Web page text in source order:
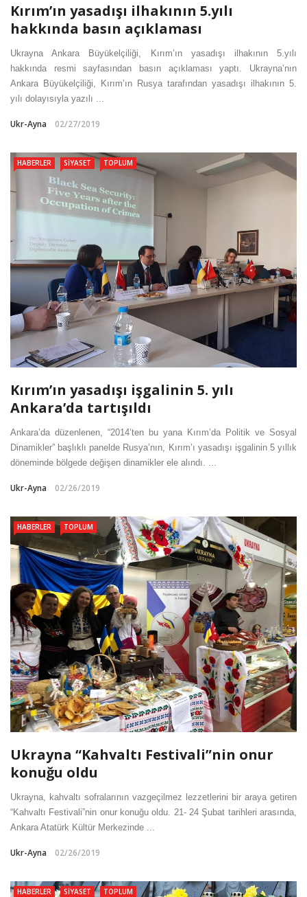
Kırım’ın yasadışı ilhakının 5.yılı
hakkında basın açıklaması
Ukrayna Ankara Büyükelçiliği, Kırım’ın yasadışı ilhakının 5.yılı
hakkında resmi sayfasından basın açıklaması yaptı. Ukrayna’nın
Ankara Büyükelçiliği, Kırım’ın Rusya tarafından yasadışı ilhakının 5.
yılı dolayısıyla yazılı ...
Ukr-Ayna 02/27/2019
HABERLER SIYASET TOPLUM
Kırım’ın yasadışı işgalinin 5. yılı
Ankara’da tartışıldı
Ankara’da düzenlenen, “2014’ten bu yana Kırım’da Politik ve Sosyal
Dinamikler” başlıklı panelde Rusya’nın, Kırım’ı yasadışı işgalinin 5 yıllık
döneminde bölgede değişen dinamikler ele alındı. ...
Ukr-Ayna 02/26/2019
HABERLER TOPLUM
Ukrayna “Kahvaltı Festivali”nin onur
konuğu oldu
Ukrayna, kahvaltı sofralarının vazgeçilmez lezzetlerini bir araya getiren
“Kahvaltı Festivali”nin onur konuğu oldu. 21- 24 Şubat tarihleri arasında,
Ankara Atatürk Kültür Merkezinde ...
Ukr-Ayna 02/26/2019
HABERLER SIYASET TOPLUM